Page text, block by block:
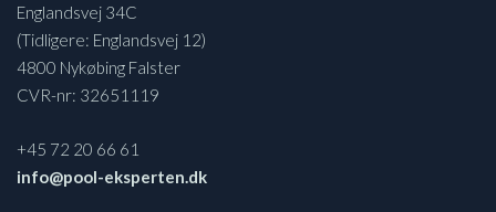
Englandsvej 34C
(Tidligere: Englandsvej 12)
4800 Nykøbing Falster
CVR-nr: 32651119
+45 72 20 66 61
info@pool-eksperten.dk